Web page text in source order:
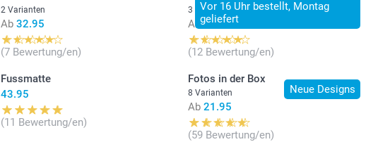
2 Varianten
Ab 32.95
(7 Bewertung/en)
Vor 16 Uhr bestellt, Montag
geliefert
3 Varianten
Ab 16.95
(12 Bewertung/en)
Fussmatte
43.95
(11 Bewertung/en)
Neue Designs
Fotos in der Box
8 Varianten
Ab 21.95
(59 Bewertung/en)